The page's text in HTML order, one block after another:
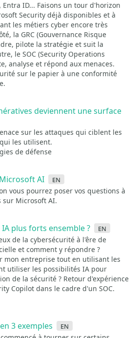
Entra ID... Faisons un tour d'horizon
Security déjà disponibles et à
les métiers cyber encore très
la GRC (Gouvernance Risque
pilote la stratégie et suit la
le SOC (Security Operations
analyse et répond aux menaces.
sur le papier à une conformité
deviennent une surface
sur les attaques qui ciblent les
les utilisent.
de défense
AI en
vous pourrez poser vos questions à
sur Microsoft AI.
plus forts ensemble ? en
de la cybersécurité à l'êre de
et comment y répondre ?
mon entreprise tout en utilisant les
utiliser les possibilités IA pour
de la sécurité ? Retour d'expérience
Copilot dans le cadre d'un SOC.
3 exemples en